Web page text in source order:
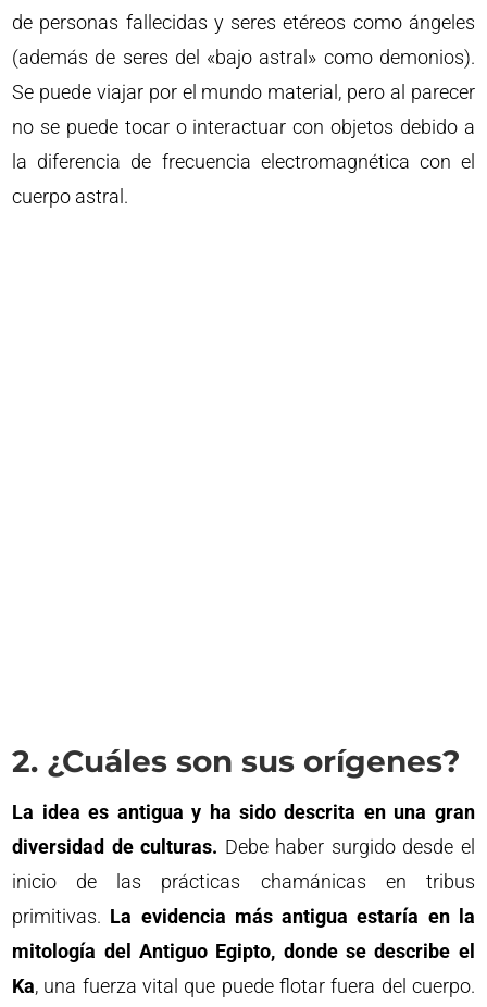
de personas fallecidas y seres etéreos como ángeles
(además de seres del «bajo astral» como demonios).
Se puede viajar por el mundo material, pero al parecer
no se puede tocar o interactuar con objetos debido a
la diferencia de frecuencia electromagnética con el
cuerpo astral.
2. ¿Cuáles son sus orígenes?
La idea es antigua y ha sido descrita en una gran
diversidad de culturas. Debe haber surgido desde el
inicio de las prácticas chamánicas en tribus
primitivas. La evidencia más antigua estaría en la
mitología del Antiguo Egipto, donde se describe el
Ka, una fuerza vital que puede flotar fuera del cuerpo.